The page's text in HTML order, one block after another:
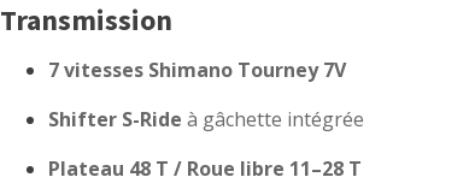
Transmission
7 vitesses Shimano Tourney 7V
Shifter S-Ride à gâchette intégrée
Plateau 48 T / Roue libre 11–28 T